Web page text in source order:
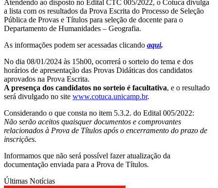
Atendendo ao disposto no Edital CTC 005/2022, o Cotuca divulga
a lista com os resultados da Prova Escrita do Processo de Seleção
Pública de Provas e Títulos para seleção de docente para o
Departamento de Humanidades – Geografia.
As informações podem ser acessadas clicando aqui.
No dia 08/01/2024 às 15h00, ocorrerá o sorteio do tema e dos
horários de apresentação das Provas Didáticas dos candidatos
aprovados na Prova Escrita.
A presença dos candidatos no sorteio é facultativa, e o resultado
será divulgado no site www.cotuca.unicamp.br.
Considerando o que consta no item 5.3.2. do Edital 005/2022:
Não serão aceitos quaisquer documentos e comprovantes
relacionados à Prova de Títulos após o encerramento do prazo de
inscrições.
Informamos que não será possível fazer atualização da
documentação enviada para a Prova de Títulos.
Últimas Notícias